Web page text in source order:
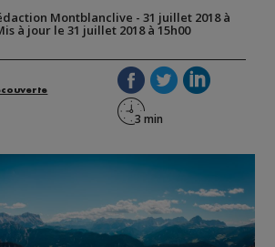
Montblanclive - 31 juillet 2018 à
à jour le 31 juillet 2018 à 15h00